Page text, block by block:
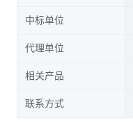
中标单位
代理单位
相关产品
联系方式